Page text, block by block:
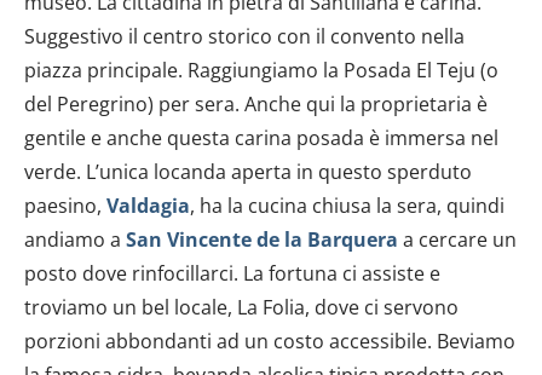
Suggestivo il centro storico con il convento nella
piazza principale. Raggiungiamo la Posada El Teju (o
del Peregrino) per sera. Anche qui la proprietaria è
gentile e anche questa carina posada è immersa nel
verde. L’unica locanda aperta in questo sperduto
paesino, Valdagia, ha la cucina chiusa la sera, quindi
andiamo a San Vincente de la Barquera a cercare un
posto dove rinfocillarci. La fortuna ci assiste e
troviamo un bel locale, La Folia, dove ci servono
porzioni abbondanti ad un costo accessibile. Beviamo